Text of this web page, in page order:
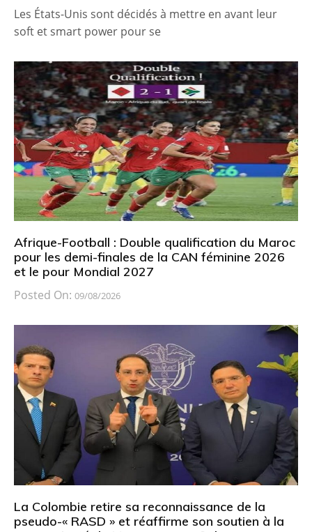
Les États-Unis sont décidés à mettre en avant leur
soft et smart power pour se
Afrique-Football : Double qualification du Maroc
pour les demi-finales de la CAN féminine 2026
et le pour Mondial 2027
Posted On: 09/08/2026
La Colombie retire sa reconnaissance de la
pseudo-« RASD » et réaffirme son soutien à la